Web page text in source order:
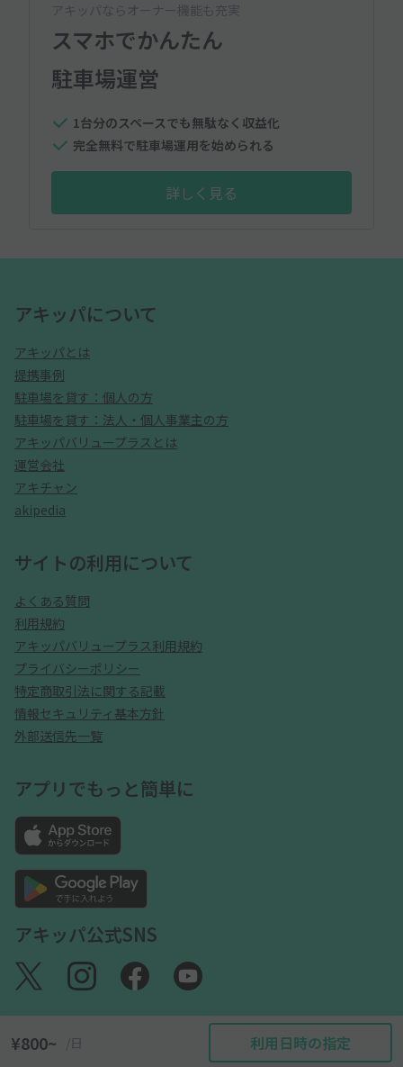
¥800~ /日 利用日時の指定
アキッパならオーナー機能も充実
スマホでかんたん
駐車場運営
1台分のスペースでも無駄なく収益化
完全無料で駐車場運用を始められる
詳しく見る
アキッパについて
アキッパとは
提携事例
駐車場を貸す：個人の方
駐車場を貸す：法人・個人事業主の方
アキッパバリュープラスとは
運営会社
アキチャン
akipedia
サイトの利用について
よくある質問
利用規約
アキッパバリュープラス利用規約
プライバシーポリシー
特定商取引法に関する記載
情報セキュリティ基本方針
外部送信先一覧
アプリでもっと簡単に
アキッパ公式SNS
©akippa Inc. All Rights Reserved.